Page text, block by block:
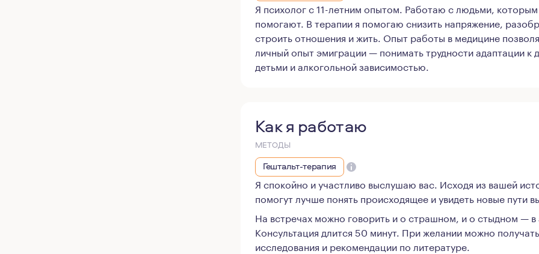
Я психолог с 11-летним опытом. Работаю с людьми,
помогают. В терапии я помогаю снизить напряжение,
строить отношения и жить. Опыт работы в медицине
личный опыт эмиграции — понимать трудности адаптации к
детьми и алкогольной зависимостью.
Как я работаю
МЕТОДЫ
Гештальт-терапия
Я спокойно и участливо выслушаю вас. Исходя из вашей
помогут лучше понять происходящее и увидеть новые пути
На встречах можно говорить и о страшном, и о стыдном —
Консультация длится 50 минут. При желании можно
исследования и рекомендации по литературе.